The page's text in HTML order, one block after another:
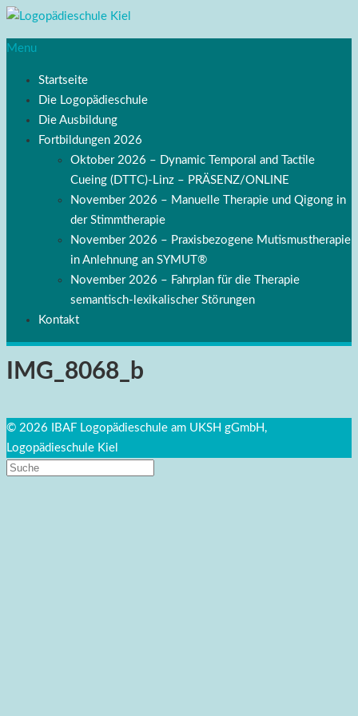
Menu
Startseite
Die Logopädieschule
Die Ausbildung
Fortbildungen 2026
Oktober 2026 – Dynamic Temporal and Tactile
Cueing (DTTC)-Linz – PRÄSENZ/ONLINE
November 2026 – Manuelle Therapie und Qigong in
der Stimmtherapie
November 2026 – Praxisbezogene Mutismustherapie
in Anlehnung an SYMUT®
November 2026 – Fahrplan für die Therapie
semantisch-lexikalischer Störungen
Kontakt
IMG_8068_b
© 2026 IBAF Logopädieschule am UKSH gGmbH,
Logopädieschule Kiel